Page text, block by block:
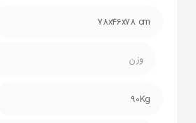
78x46x78 cm
وزن
90Kg